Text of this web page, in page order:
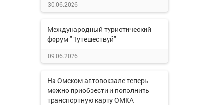
30.06.2026
Международный туристический
форум "Путешествуй"
09.06.2026
На Омском автовокзале теперь
можно приобрести и пополнить
транспортную карту ОМКА